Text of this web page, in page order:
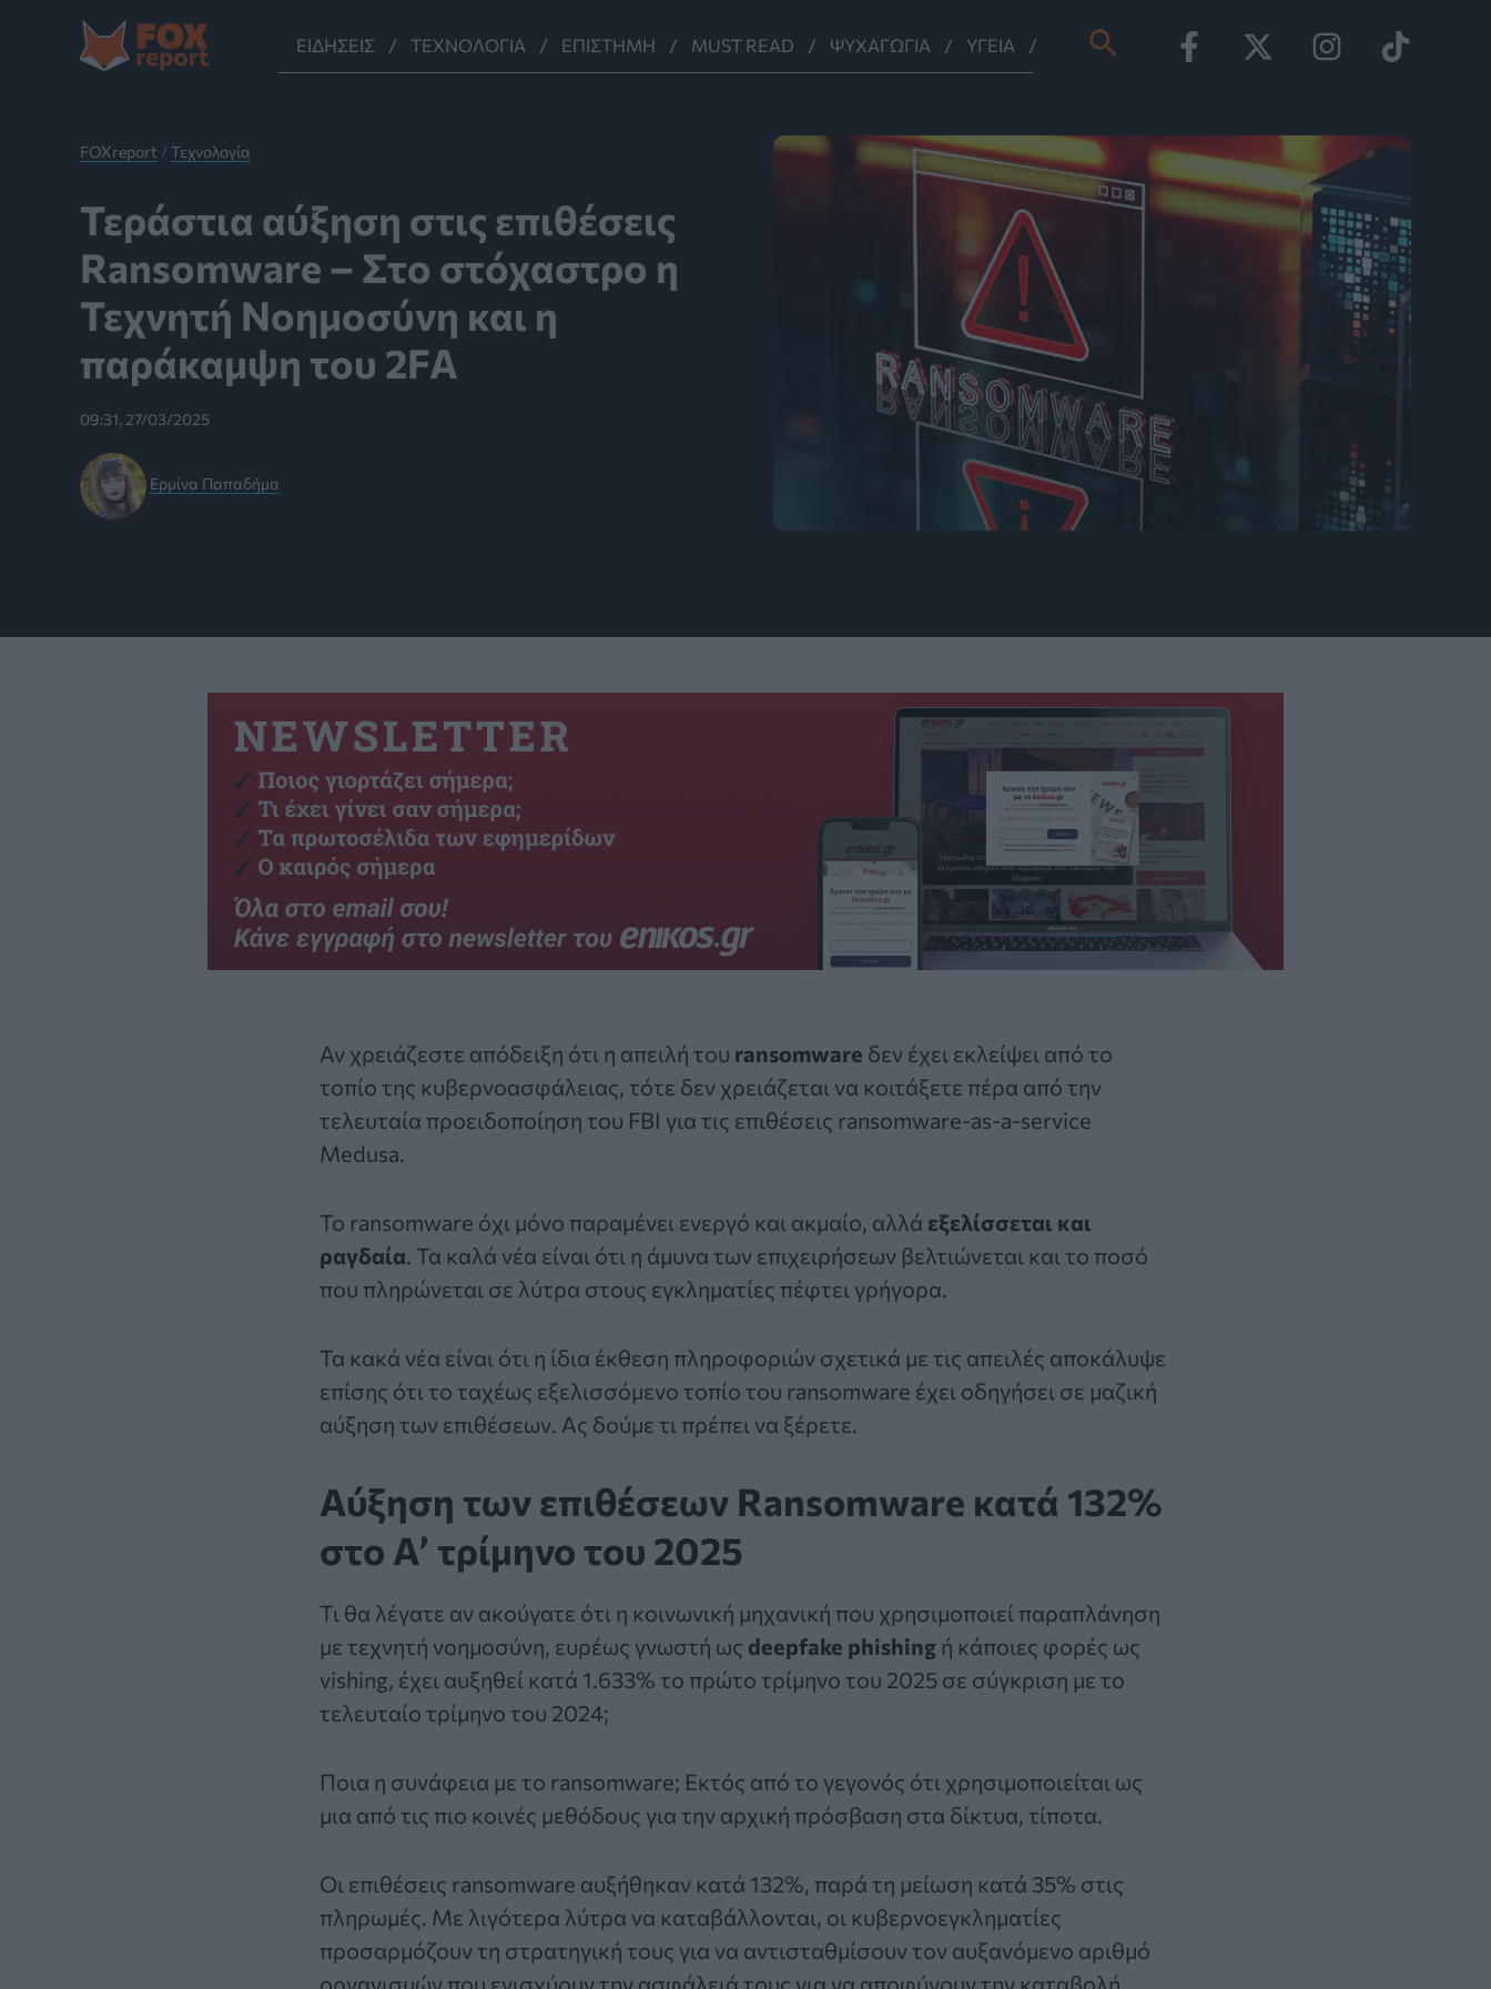
Μετάβαση
περιεχόμενο
ΕΙΔΉΣΕΙΣ ΤΕΧΝΟΛΟΓΊΑ ΕΠΙΣΤΉΜΗ MUST READ ΨΥΧΑΓΩΓΊΑ ΥΓΕΊΑ Αναζήτηση
FOXreport /Τεχνολογία
Τεράστια αύξηση στις επιθέσεις
Ransomware – Στο στόχαστρο η
Τεχνητή Νοημοσύνη και η
παράκαμψη του 2FA
09:31, 27/03/2025
Ερμίνα Παπαδήμα
Αν χρειάζεστε απόδειξη ότι η απειλή του ransomware δεν έχει εκλείψει από το
τοπίο της κυβερνοασφάλειας, τότε δεν χρειάζεται να κοιτάξετε πέρα από την
τελευταία προειδοποίηση του FBI για τις επιθέσεις ransomware-as-a-service
Medusa.
Το ransomware όχι μόνο παραμένει ενεργό και ακμαίο, αλλά εξελίσσεται και
ραγδαία. Τα καλά νέα είναι ότι η άμυνα των επιχειρήσεων βελτιώνεται και το ποσό
που πληρώνεται σε λύτρα στους εγκληματίες πέφτει γρήγορα.
Τα κακά νέα είναι ότι η ίδια έκθεση πληροφοριών σχετικά με τις απειλές αποκάλυψε
επίσης ότι το ταχέως εξελισσόμενο τοπίο του ransomware έχει οδηγήσει σε μαζική
αύξηση των επιθέσεων. Ας δούμε τι πρέπει να ξέρετε.
Αύξηση των επιθέσεων Ransomware κατά 132%
στο Α’ τρίμηνο του 2025
Τι θα λέγατε αν ακούγατε ότι η κοινωνική μηχανική που χρησιμοποιεί παραπλάνηση
με τεχνητή νοημοσύνη, ευρέως γνωστή ως deepfake phishing ή κάποιες φορές ως
vishing, έχει αυξηθεί κατά 1.633% το πρώτο τρίμηνο του 2025 σε σύγκριση με το
τελευταίο τρίμηνο του 2024;
Ποια η συνάφεια με το ransomware; Εκτός από το γεγονός ότι χρησιμοποιείται ως
μια από τις πιο κοινές μεθόδους για την αρχική πρόσβαση στα δίκτυα, τίποτα.
Οι επιθέσεις ransomware αυξήθηκαν κατά 132%, παρά τη μείωση κατά 35% στις
πληρωμές. Με λιγότερα λύτρα να καταβάλλονται, οι κυβερνοεγκληματίες
προσαρμόζουν τη στρατηγική τους για να αντισταθμίσουν τον αυξανόμενο αριθμό
οργανισμών που ενισχύουν την ασφάλειά τους για να αποφύγουν την καταβολή